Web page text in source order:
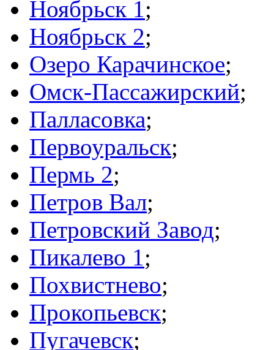
Ноябрьск 1;
Ноябрьск 2;
Озеро Карачинское;
Омск-Пассажирский;
Палласовка;
Первоуральск;
Пермь 2;
Петров Вал;
Петровский Завод;
Пикалево 1;
Похвистнево;
Прокопьевск;
Пугачевск;